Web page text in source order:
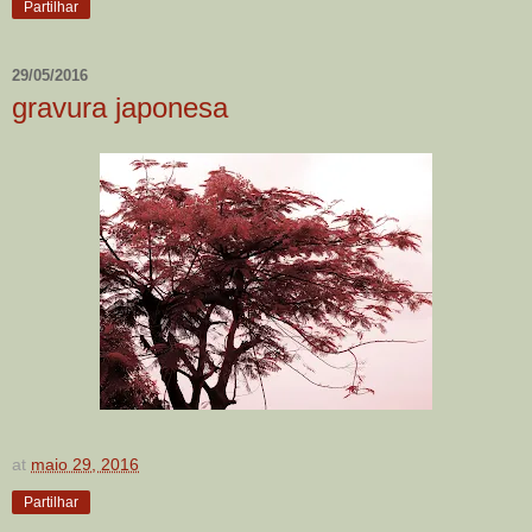
Partilhar
29/05/2016
gravura japonesa
at maio 29, 2016
Partilhar